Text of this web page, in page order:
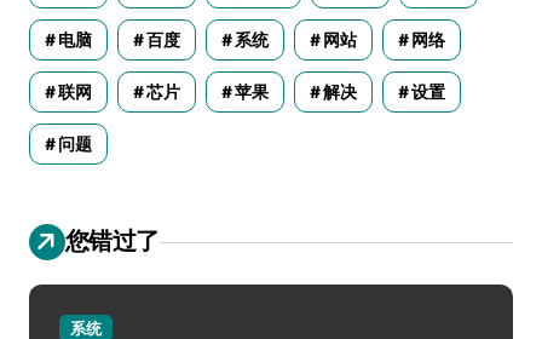
电脑 百度 系统 网站 网络
联网 芯片 苹果 解决 设置
问题
您错过了
系统